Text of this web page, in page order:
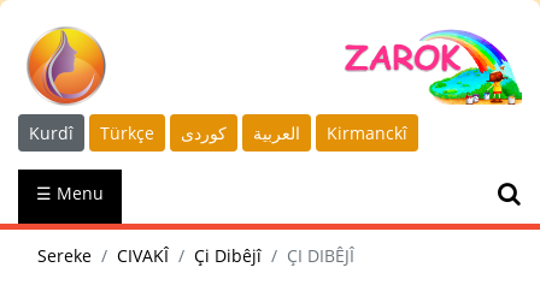
Kurdî Türkçe كوردى العربية Kirmanckî
☰ Menu
Sereke CIVAKÎ Çi Dibêjî ÇI DIBÊJÎ